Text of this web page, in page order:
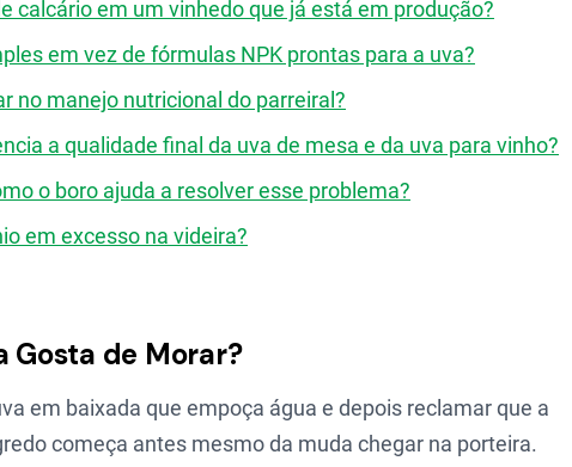
calcário em um vinhedo que já está em produção?
em vez de fórmulas NPK prontas para a uva?
no manejo nutricional do parreiral?
a qualidade final da uva de mesa e da uva para vinho?
o boro ajuda a resolver esse problema?
em excesso na videira?
Gosta de Morar?
em baixada que empoça água e depois reclamar que a
começa antes mesmo da muda chegar na porteira.